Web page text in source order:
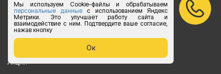
Мы используем Cookie-файлы и обрабатываем
персональные данныес использованием Яндекс
Метрики. Это улучшает работу сайта и
взаимодействие с ним. Подтвердите ваше согласие,
нажав кнопку
Ок
Сотрудничество
Отзывы
Акции